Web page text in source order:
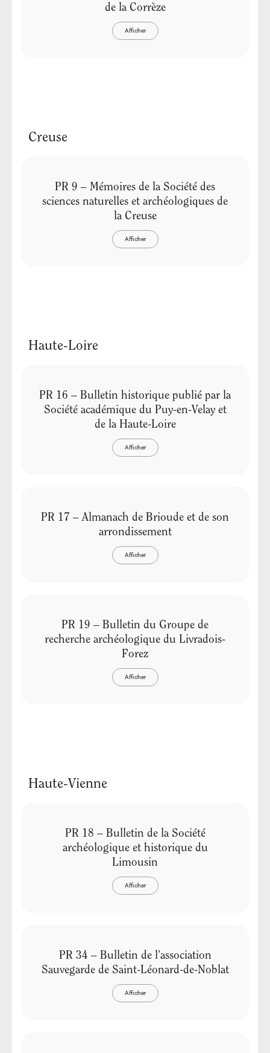
de la Corrèze
Afficher
Creuse
PR 9 – Mémoires de la Société des
sciences naturelles et archéologiques de
la Creuse
Afficher
Haute-Loire
PR 16 – Bulletin historique publié par la
Société académique du Puy-en-Velay et
de la Haute-Loire
Afficher
PR 17 – Almanach de Brioude et de son
arrondissement
Afficher
PR 19 – Bulletin du Groupe de
recherche archéologique du Livradois-
Forez
Afficher
Haute-Vienne
PR 18 – Bulletin de la Société
archéologique et historique du
Limousin
Afficher
PR 34 – Bulletin de l’association
Sauvegarde de Saint-Léonard-de-Noblat
Afficher